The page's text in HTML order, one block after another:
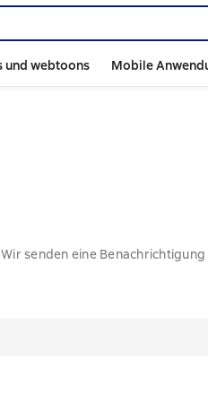
und webtoons Mobile
Wir senden eine